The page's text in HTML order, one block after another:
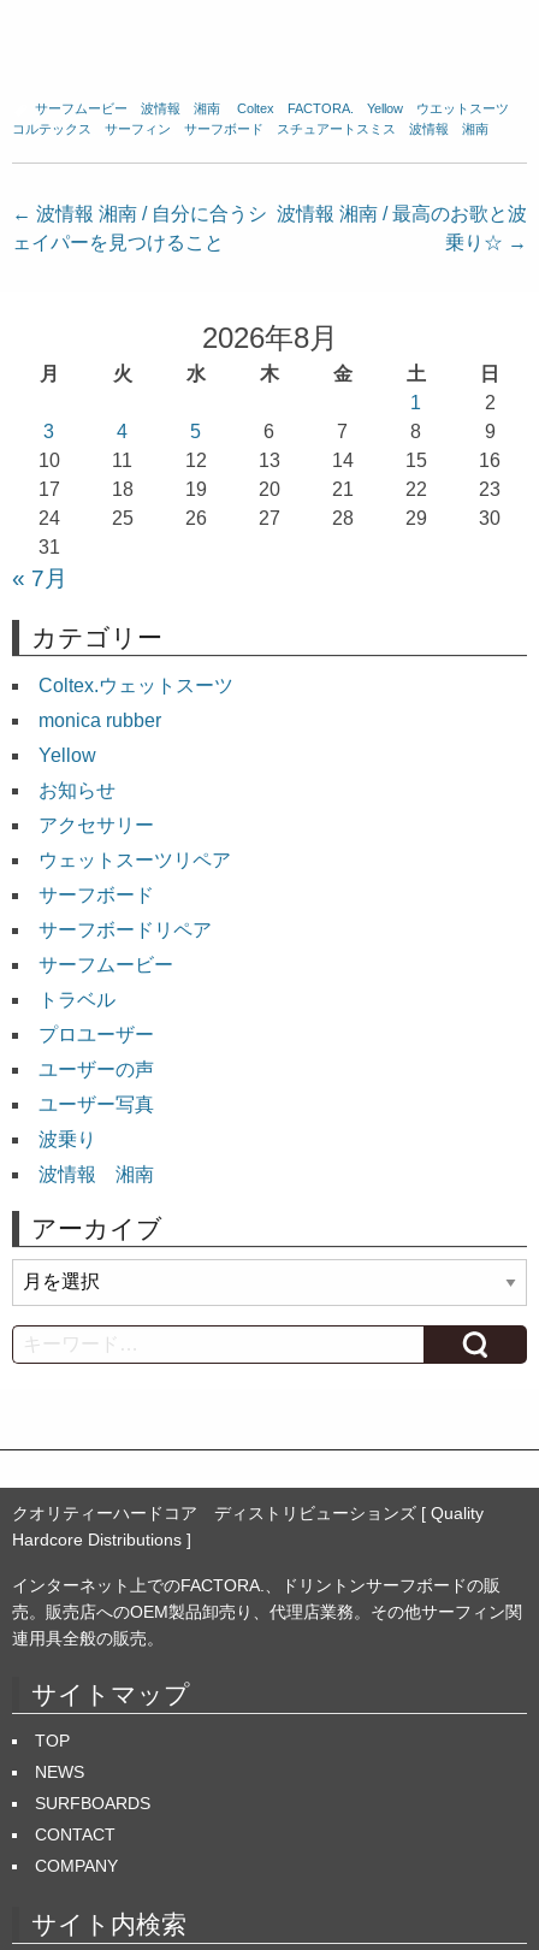
サーフムービー 波情報 湘南 Coltex FACTORA. Yellow ウエットスーツ
コルテックス
サーフィン サーフボード スチュアートスミス 波情報 湘南
投
稿
← 波情報 湘南 / 自分に合うシ
ェイパーを見つけること
波情報 湘南 / 最高のお歌と波
乗り☆ →
2026年8月
月 火 水 木 金 土
日
1
2
3
4 5 6 7 8
9
10
11 12 13 14 15
16
17
18 19 20 21 22
23
24
25 26 27 28 29
30
31
« 7月
カテゴリー
Coltex.ウェットスーツ
monica rubber
Yellow
お知らせ
アクセサリー
ウェットスーツリペア
サーフボード
サーフボードリペア
サーフムービー
トラベル
プロユーザー
ユーザーの声
ユーザー写真
波乗り
波情報 湘南
アーカイブ
ー
カ
イ
Search
クオリティーハードコア ディストリビューションズ [ Quality
Hardcore Distributions ]
インターネット上でのFACTORA.、ドリントンサーフボードの販
売。販売店へのOEM製品卸売り、代理店業務。その他サーフィン関
連用具全般の販売。
サイトマップ
TOP
NEWS
SURFBOARDS
CONTACT
COMPANY
サイト内検索